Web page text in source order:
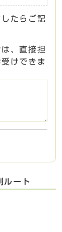
たらご記
、直接担
けできま
ルート